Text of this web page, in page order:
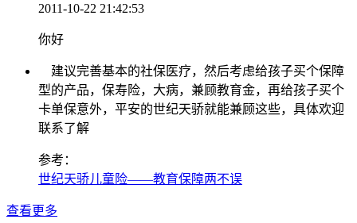
2011-10-22 21:42:53
你好
建议完善基本的社保医疗，然后考虑给孩子买个保障
型的产品，保寿险，大病，兼顾教育金，再给孩子买个
卡单保意外，平安的世纪天骄就能兼顾这些，具体欢迎
联系了解
参考：
世纪天骄儿童险——教育保障两不误
查看更多